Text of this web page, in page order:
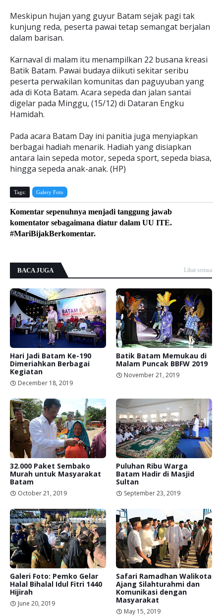
Meskipun hujan yang guyur Batam sejak pagi tak
kunjung reda, peserta pawai tetap semangat berjalan
dalam barisan.
Karnaval di malam itu menampilkan 22 busana kreasi
Batik Batam. Pawai budaya diikuti sekitar seribu
peserta perwakilan komunitas dan paguyuban yang
ada di Kota Batam. Acara sepeda dan jalan santai
digelar pada Minggu, (15/12) di Dataran Engku
Hamidah.
Pada acara Batam Day ini panitia juga menyiapkan
berbagai hadiah menarik. Hadiah yang disiapkan
antara lain sepeda motor, sepeda sport, sepeda biasa,
hingga sepeda anak-anak. (HP)
Tags: Galery Foto
Komentar sepenuhnya menjadi tanggung jawab
komentator sebagaimana diatur dalam UU ITE.
#MariBijakBerkomentar.
BACA JUGA Lihat semua
Hari Jadi Batam Ke-190
Dimeriahkan Berbagai
Kegiatan
December 18, 2019
Batik Batam Memukau di
Malam Puncak BBFW 2019
November 21, 2019
32.000 Paket Sembako
Murah untuk Masyarakat
Batam
October 21, 2019
Puluhan Ribu Warga
Batam Hadir di Masjid
Sultan
September 23, 2019
Galeri Foto: Pemko Gelar
Halal Bihalal Idul Fitri 1440
Hijirah
June 20, 2019
Safari Ramadhan Walikota
Ajang Silahturahmi dan
Komunikasi dengan
Masyarakat
May 15, 2019